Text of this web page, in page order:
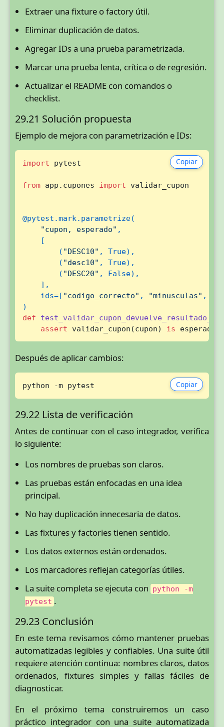
Extraer una fixture o factory útil.
Eliminar duplicación de datos.
Agregar IDs a una prueba parametrizada.
Marcar una prueba lenta, crítica o de regresión.
Actualizar el README con comandos o
checklist.
29.21 Solución propuesta
Ejemplo de mejora con parametrización e IDs:
Copiar
import pytest
from app.cupones import validar_cupon
@pytest.mark.parametrize(
"cupon, esperado" ,
    [
        (
"DESC10" , True),
        (
"desc10" , True),
        (
"DESC20" , False),
    ],
    ids=[
"codigo_correcto" , "minusculas" ,
)
def
assert validar_cupon(cupon) is esperado
Después de aplicar cambios:
Copiar
python -m pytest
29.22 Lista de verificación
Antes de continuar con el caso integrador, verifica
lo siguiente:
Los nombres de pruebas son claros.
Las pruebas están enfocadas en una idea
principal.
No hay duplicación innecesaria de datos.
Las fixtures y factories tienen sentido.
Los datos externos están ordenados.
Los marcadores reflejan categorías útiles.
La suite completa se ejecuta con python -m
pytest .
29.23 Conclusión
En este tema revisamos cómo mantener pruebas
automatizadas legibles y confiables. Una suite útil
requiere atención continua: nombres claros, datos
ordenados, fixtures simples y fallas fáciles de
diagnosticar.
En el próximo tema construiremos un caso
práctico integrador con una suite automatizada